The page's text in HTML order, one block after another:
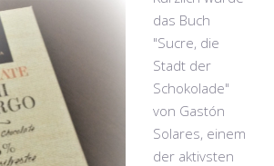
das Buch
"Sucre, die
Stadt der
Schokolade"
von Gastón
Solares, einem
der aktivsten